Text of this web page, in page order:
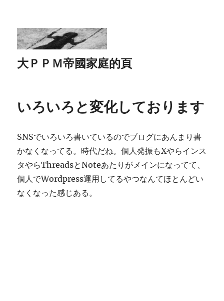
大ＰＰＭ帝國家庭的頁
いろいろと変化しております
SNSでいろいろ書いているのでブログにあんまり書
かなくなってる。時代だね。個人発振もXやらインス
タやらThreadsとNoteあたりがメインになってて、
個人でWordpress運用してるやつなんてほとんどい
なくなった感じある。